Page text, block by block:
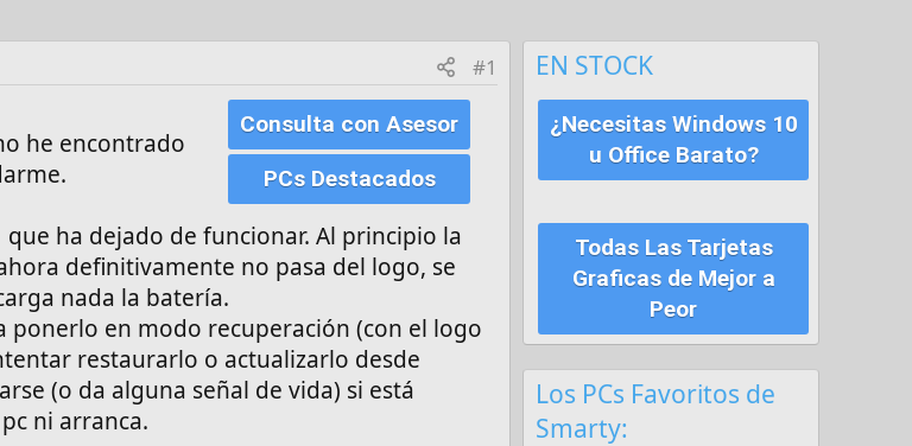
#1
Consulta con Asesor
PCs Destacados
he encontrado
ha dejado de funcionar. Al principio la
definitivamente no pasa del logo, se
nada la batería.
ponerlo en modo recuperación (con el logo
restaurarlo o actualizarlo desde
(o da alguna señal de vida) si está
ni arranca.
EN STOCK
¿Necesitas Windows 10
u Office Barato?
Todas Las Tarjetas
Graficas de Mejor a
Peor
Los PCs Favoritos de
Smarty: